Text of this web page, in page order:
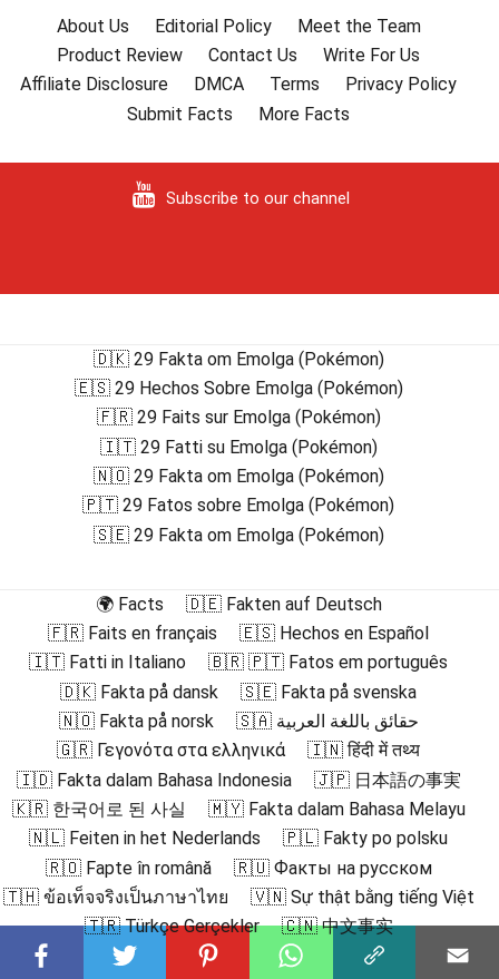
About Us Editorial Policy
Meet the Team
Product Review
Contact Us
Write For Us
Affiliate Disclosure
DMCA Terms
Privacy Policy
Submit Facts
More Facts
Subscribe to our channel
🇩🇰 29 Fakta om Emolga (Pokémon)
🇪🇸 29 Hechos Sobre Emolga (Pokémon)
🇫🇷 29 Faits sur Emolga (Pokémon)
🇮🇹 29 Fatti su Emolga (Pokémon)
🇳🇴 29 Fakta om Emolga (Pokémon)
🇵🇹 29 Fatos sobre Emolga (Pokémon)
🇸🇪 29 Fakta om Emolga (Pokémon)
🌍 Facts
🇩🇪 Fakten auf Deutsch
🇫🇷 Faits en français
🇪🇸 Hechos en Español
🇮🇹 Fatti in Italiano
🇧🇷 🇵🇹 Fatos em português
🇩🇰 Fakta på dansk
🇸🇪 Fakta på svenska
🇳🇴 Fakta på norsk
🇸🇦 حقائق باللغة العربية
🇬🇷 Γεγονότα στα ελληνικά
🇮🇳 हिंदी में तथ्य
🇮🇩 Fakta dalam Bahasa Indonesia
🇯🇵 日本語の事実
🇰🇷 한국어로 된 사실
🇲🇾 Fakta dalam Bahasa Melayu
🇳🇱 Feiten in het Nederlands
🇵🇱 Fakty po polsku
🇷🇴 Fapte în română
🇷🇺 Факты на русском
🇹🇭 ข้อเท็จจริงเป็นภาษาไทย
🇻🇳 Sự thật bằng tiếng Việt
🇹🇷 Türkçe Gerçekler
🇨🇳 中文事实